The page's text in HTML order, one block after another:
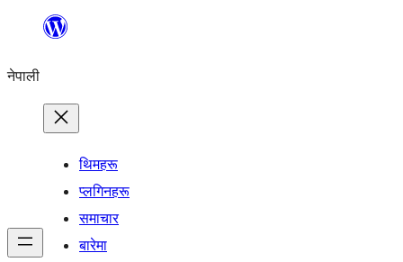
सामग्रीमा
नेपाली
थिमहरू
प्लगिनहरू
समाचार
बारेमा